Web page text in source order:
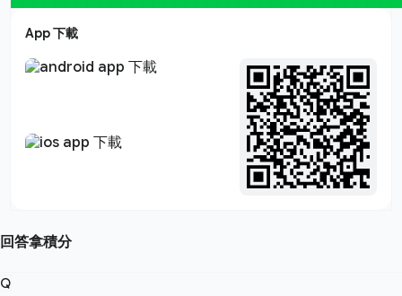
App 下載
回答拿積分
Q